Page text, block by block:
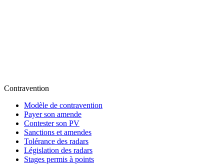
Contravention
Modèle de contravention
Payer son amende
Contester son PV
Sanctions et amendes
Tolérance des radars
Législation des radars
Stages permis à points